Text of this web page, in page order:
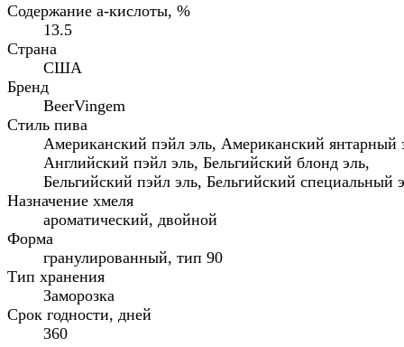
Содержание а-кислоты, %
13.5
Страна
США
Бренд
BeerVingem
Стиль пива
Американский пэйл эль, Американский янтарный
Английский пэйл эль, Бельгийский блонд эль,
Бельгийский пэйл эль, Бельгийский специальный
Назначение хмеля
ароматический, двойной
Форма
гранулированный, тип 90
Тип хранения
Заморозка
Срок годности, дней
360